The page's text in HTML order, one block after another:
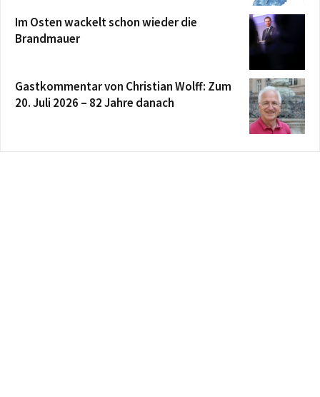
Im Osten wackelt schon wieder die
Brandmauer
Gastkommentar von Christian Wolff: Zum
20. Juli 2026 – 82 Jahre danach